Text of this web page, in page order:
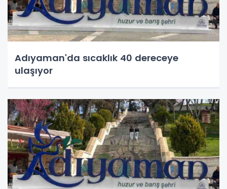
Adıyaman'da sıcaklık 40 dereceye
ulaşıyor